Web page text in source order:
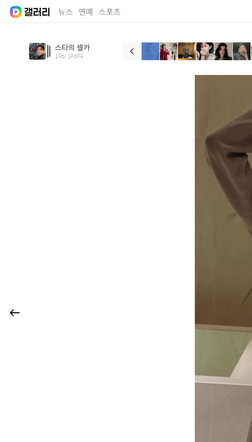
뉴스 연예 스포츠
스타의 셀카
196/19694